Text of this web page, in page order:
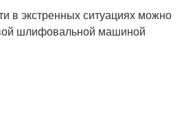
в экстренных ситуациях можно
шлифовальной машиной